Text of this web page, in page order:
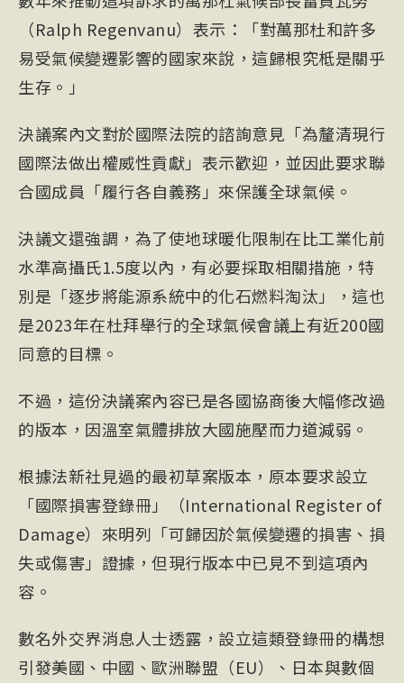
（Ralph Regenvanu）表示：「對萬那杜和許多
易受氣候變遷影響的國家來說，這歸根究柢是關乎
生存。」
決議案內文對於國際法院的諮詢意見「為釐清現行
國際法做出權威性貢獻」表示歡迎，並因此要求聯
合國成員「履行各自義務」來保護全球氣候。
決議文還強調，為了使地球暖化限制在比工業化前
水準高攝氏1.5度以內，有必要採取相關措施，特
別是「逐步將能源系統中的化石燃料淘汰」，這也
是2023年在杜拜舉行的全球氣候會議上有近200國
同意的目標。
不過，這份決議案內容已是各國協商後大幅修改過
的版本，因溫室氣體排放大國施壓而力道減弱。
根據法新社見過的最初草案版本，原本要求設立
「國際損害登錄冊」（International Register of
Damage）來明列「可歸因於氣候變遷的損害、損
失或傷害」證據，但現行版本中已見不到這項內
容。
數名外交界消息人士透露，設立這類登錄冊的構想
引發美國、中國、歐洲聯盟（EU）、日本與數個